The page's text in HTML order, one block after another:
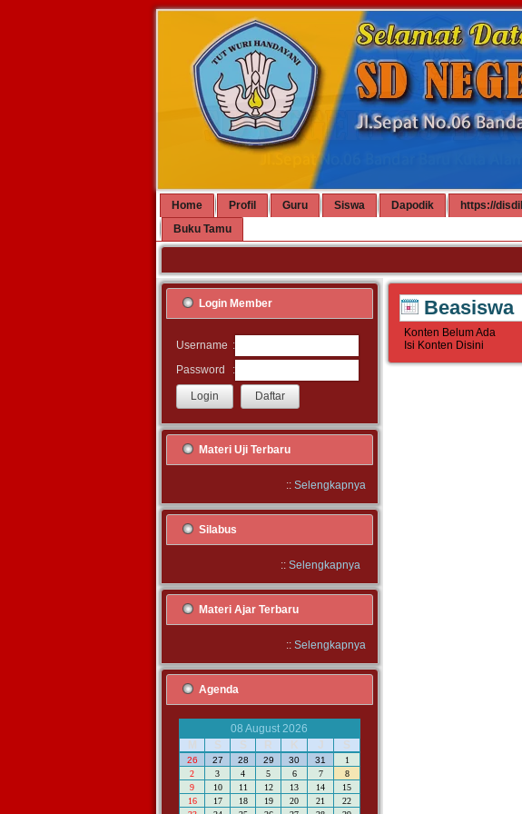
Home Profil Guru Siswa Dapodik https://
Buku Tamu
Login Member
Username :
Password
:
Materi Uji Terbaru
:: Selengkapnya
Silabus
:: Selengkapnya
Materi Ajar Terbaru
:: Selengkapnya
Agenda
08 August 2026
M
S S R K J S
26 27 28 29 30 31
1
2
3 4 5 6 7
8
9
10 11 12 13 14
15
16
17 18 19 20 21
22
Beasiswa
Konten Belum Ada
Isi Konten Disini